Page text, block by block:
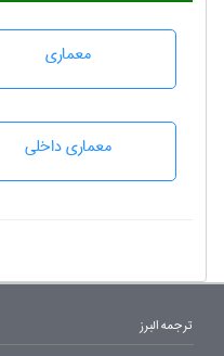
معماری
معماری داخلی
ترجمه البرز